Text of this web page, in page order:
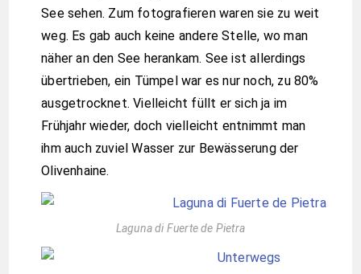
See sehen. Zum fotografieren waren sie zu weit
weg. Es gab auch keine andere Stelle, wo man
näher an den See herankam. See ist allerdings
übertrieben, ein Tümpel war es nur noch, zu 80%
ausgetrocknet. Vielleicht füllt er sich ja im
Frühjahr wieder, doch vielleicht entnimmt man
ihm auch zuviel Wasser zur Bewässerung der
Olivenhaine.
Laguna di Fuerte de Pietra